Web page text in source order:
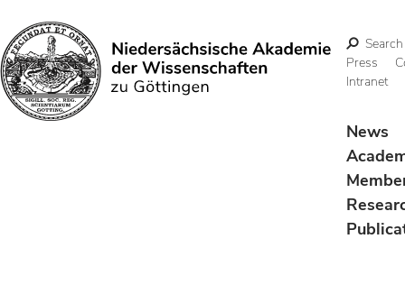
Search
Search
Press
Intranet
News